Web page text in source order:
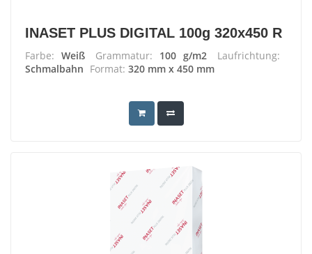
INASET PLUS DIGITAL 100g 320x450 R
Farbe: Weiß Grammatur: 100 g/m2
Laufrichtung:
Schmalbahn Format: 320 mm x 450 mm